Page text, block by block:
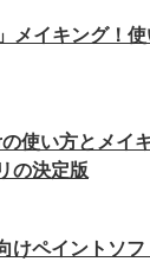
メイキング！
使い方とメイ
の決定版
けペイントソ